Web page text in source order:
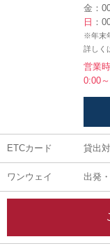
金：
日 ：
※年末
詳しく
営業
0:00
ETCカード 貸出
ワンウェイ 出発